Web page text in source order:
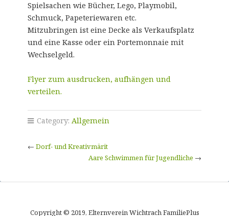
Spielsachen wie Bücher, Lego, Playmobil,
Schmuck, Papeteriewaren etc.
Mitzubringen ist eine Decke als Verkaufsplatz
und eine Kasse oder ein Portemonnaie mit
Wechselgeld.
Flyer zum ausdrucken, aufhängen und
verteilen.
Category: Allgemein
← Dorf- und Kreativmärit
Aare Schwimmen für Jugendliche →
Copyright © 2019, Elternverein Wichtrach FamiliePlus